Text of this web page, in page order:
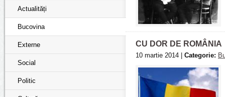
Actualități
Bucovina
Externe
Social
Politic
CU DOR DE ROMÂNIA
10 martie 2014 | Categorie: